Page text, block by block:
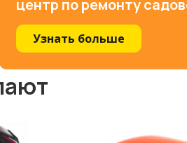
центр по ремонту
Узнать больше